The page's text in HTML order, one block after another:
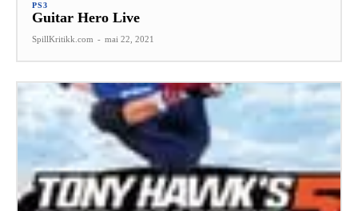
PS3
Guitar Hero Live
SpillKritikk.com - mai 22, 2021